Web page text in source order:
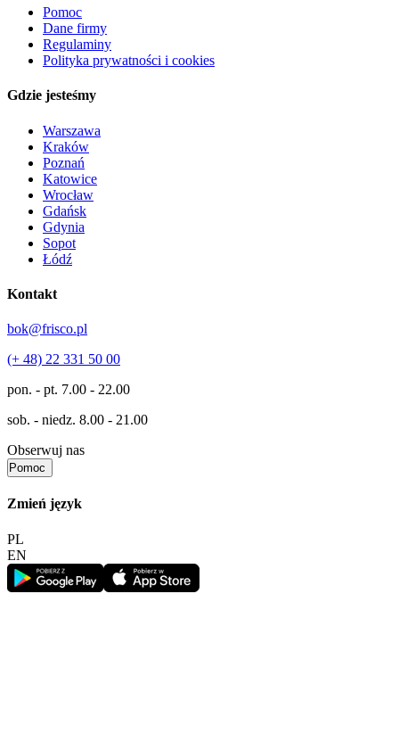
Pomoc
Dane firmy
Regulaminy
Polityka prywatności i cookies
Gdzie jesteśmy
Warszawa
Kraków
Poznań
Katowice
Wrocław
Gdańsk
Gdynia
Sopot
Łódź
Kontakt
bok@frisco.pl
(+ 48) 22 331 50 00
pon. - pt. 7.00 - 22.00
sob. - niedz. 8.00 - 21.00
Obserwuj nas
Pomoc
Zmień język
PL
EN